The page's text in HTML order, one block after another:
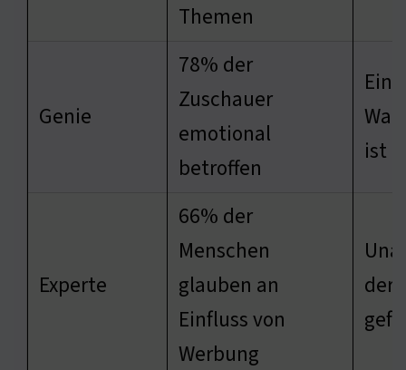
Themen
Genie
78% der
Zuschauer
emotional
betroffen
ist
Experte
66% der
Menschen
glauben an
Einfluss von
Werbung
der